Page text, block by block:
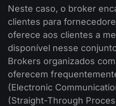
Neste caso, o broker
clientes para
oferece aos clientes a
disponível nesse
Brokers organizados
oferecem
(Electronic
(Straight-Through